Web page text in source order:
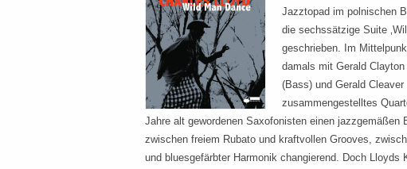
Jazztopad im polnischen
die sechssätzige Suite
geschrieben. Im
damals mit Gerald
(Bass) und Gerald Cleaver
zusammengestelltes
Jahre alt gewordenen Saxofonisten einen jazzgemäßen
zwischen freiem Rubato und kraftvollen Grooves,
und bluesgefärbter Harmonik changierend. Doch Lloyds